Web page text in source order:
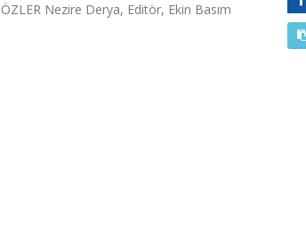
Nezire Derya, Editör, Ekin Basım